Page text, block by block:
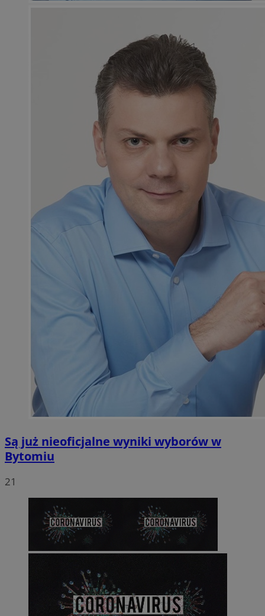
Są już nieoficjalne wyniki wyborów w
Bytomiu
21